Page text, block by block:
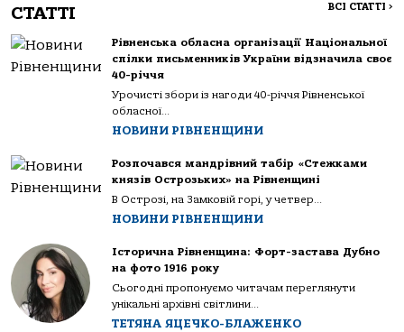
СТАТТІ ВСІ СТАТТІ >
Рівненська обласна організації Національної
спілки письменників України відзначила своє
40-річчя
Урочисті збори із нагоди 40-річчя Рівненської
обласної...
НОВИНИ РІВНЕНЩИНИ
Розпочався мандрівний табір «Стежками
князів Острозьких» на Рівненщині
В Острозі, на Замковій горі, у четвер...
НОВИНИ РІВНЕНЩИНИ
Історична Рівненщина: Форт-застава Дубно
на фото 1916 року
Сьогодні пропонуємо читачам переглянути
унікальні архівні світлини...
ТЕТЯНА ЯЦЕЧКО-БЛАЖЕНКО